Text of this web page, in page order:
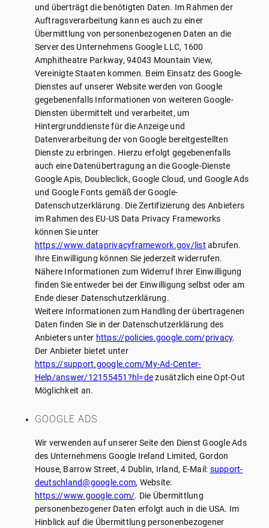
und überträgt die benötigten Daten. Im Rahmen der
Auftragsverarbeitung kann es auch zu einer
Übermittlung von personenbezogenen Daten an die
Server des Unternehmens Google LLC, 1600
Amphitheatre Parkway, 94043 Mountain View,
Vereinigte Staaten kommen. Beim Einsatz des Google-
Dienstes auf unserer Website werden von Google
gegebenenfalls Informationen von weiteren Google-
Diensten übermittelt und verarbeitet, um
Hintergrunddienste für die Anzeige und
Datenverarbeitung der von Google bereitgestellten
Dienste zu erbringen. Hierzu erfolgt gegebenenfalls
auch eine Datenübertragung an die Google-Dienste
Google Apis, Doubleclick, Google Cloud, und Google Ads
und Google Fonts gemäß der Google-
Datenschutzerklärung. Die Zertifizierung des Anbieters
im Rahmen des EU-US Data Privacy Frameworks
können Sie unter
https://www.dataprivacyframework.gov/list abrufen.
Ihre Einwilligung können Sie jederzeit widerrufen.
Nähere Informationen zum Widerruf Ihrer Einwilligung
finden Sie entweder bei der Einwilligung selbst oder am
Ende dieser Datenschutzerklärung.
Weitere Informationen zum Handling der übertragenen
Daten finden Sie in der Datenschutzerklärung des
Anbieters unter https://policies.google.com/privacy.
Der Anbieter bietet unter
https://support.google.com/My-Ad-Center-
Help/answer/12155451?hl=dezusätzlich eine Opt-Out
Möglichkeit an.
GOOGLE ADS
Wir verwenden auf unserer Seite den Dienst Google Ads
des Unternehmens Google Ireland Limited, Gordon
House, Barrow Street, 4 Dublin, Irland, E-Mail: support-
deutschland@google.com, Website:
https://www.google.com/. Die Übermittlung
personenbezogener Daten erfolgt auch in die USA. Im
Hinblick auf die Übermittlung personenbezogener